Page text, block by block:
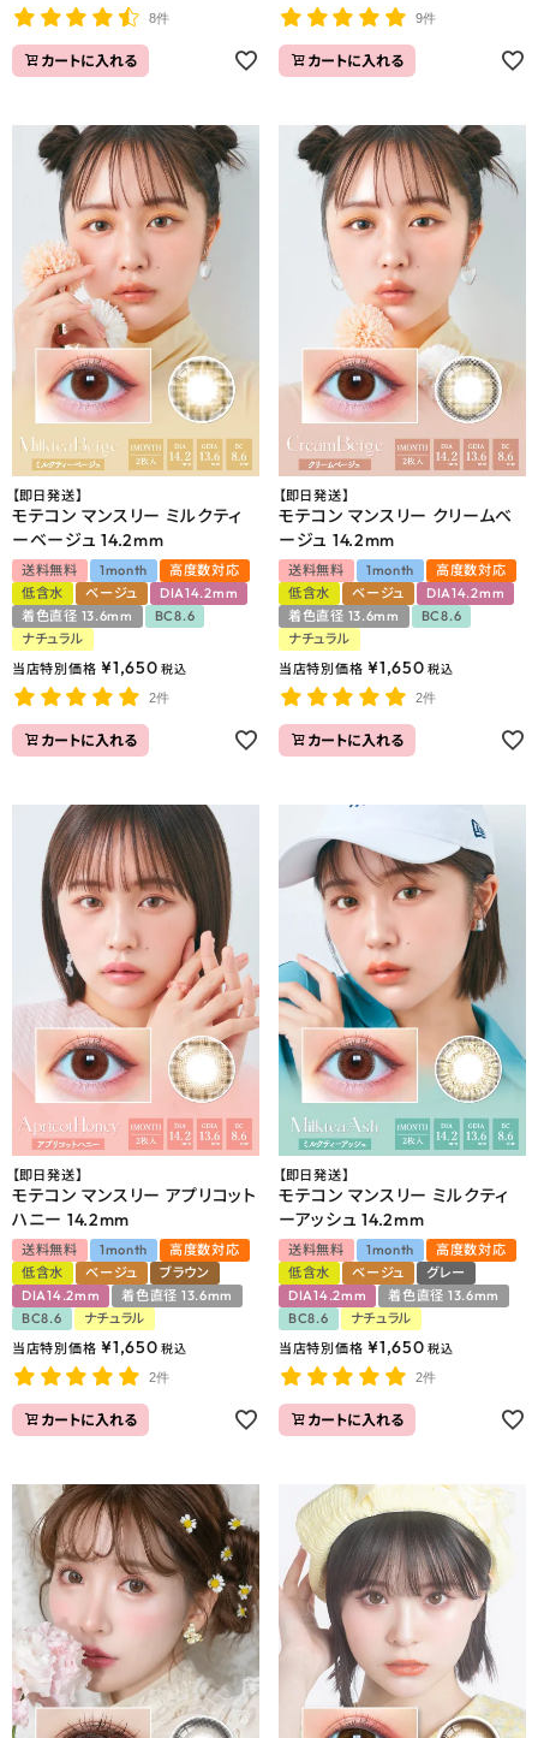
8件
カートに入れる
9件
カートに入れる
【即日発送】
モテコン マンスリー ミルクティ
ーベージュ 14.2mm
送料無料 1month
高度数対応
低含水
ベージュ
DIA14.2mm
着色直径 13.6mm
BC8.6
ナチュラル
当店特別価格 ¥1,650 税込
2件
カートに入れる
【即日発送】
モテコン マンスリー クリームベ
ージュ 14.2mm
送料無料 1month
高度数対応
低含水
ベージュ
DIA14.2mm
着色直径 13.6mm
BC8.6
ナチュラル
当店特別価格 ¥1,650 税込
2件
カートに入れる
【即日発送】
モテコン マンスリー アプリコット
ハニー 14.2mm
送料無料 1month
高度数対応
低含水
ベージュ
ブラウン
DIA14.2mm
着色直径 13.6mm
BC8.6
ナチュラル
当店特別価格 ¥1,650 税込
2件
カートに入れる
【即日発送】
モテコン マンスリー ミルクティ
ーアッシュ 14.2mm
送料無料 1month
高度数対応
低含水
ベージュ
グレー
DIA14.2mm
着色直径 13.6mm
BC8.6
ナチュラル
当店特別価格 ¥1,650 税込
2件
カートに入れる